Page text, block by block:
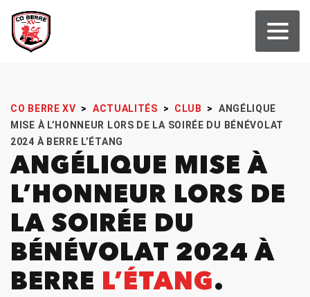
CO BERRE XV > ACTUALITÉS > CLUB >
ANGÉLIQUE
MISE À L’HONNEUR LORS DE LA SOIRÉE DU BÉNÉVOLAT
2024 À BERRE L’ÉTANG
ANGÉLIQUE MISE À
L’HONNEUR LORS DE
LA SOIRÉE DU
BÉNÉVOLAT 2024 À
BERRE L’ÉTANG